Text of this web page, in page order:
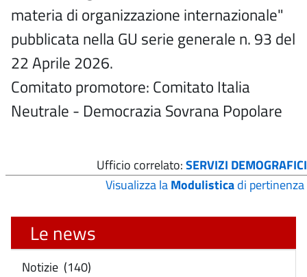
materia di organizzazione internazionale"
pubblicata nella GU serie generale n. 93 del
22 Aprile 2026.
Comitato promotore: Comitato Italia
Neutrale - Democrazia Sovrana Popolare
Ufficio correlato:SERVIZI DEMOGRAFICI
Visualizza laModulisticadi pertinenza
Le news
Notizie (140)